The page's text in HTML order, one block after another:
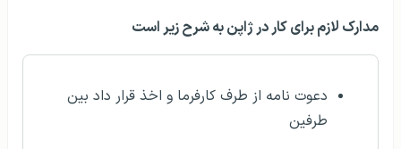
مدارک لازم برای کار در ژاپن به شرح زیر است
دعوت نامه از طرف کارفرما و اخذ قرار داد بین
طرفین